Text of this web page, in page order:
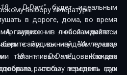
одиночной игры Том 18 - D-Dart"будет идеальным
в дороге, дома, во время
А главное - в любой момент и
сайте вы найдёте лучшие
талантливых чтецов. Каждая
чтобы передать дух
выбору литературы
аудиокниг - наслаждайтесь
аудиокнигу"Император
одиночной игры Том 18 - D-Dart", включите
рассказу изменить ваш